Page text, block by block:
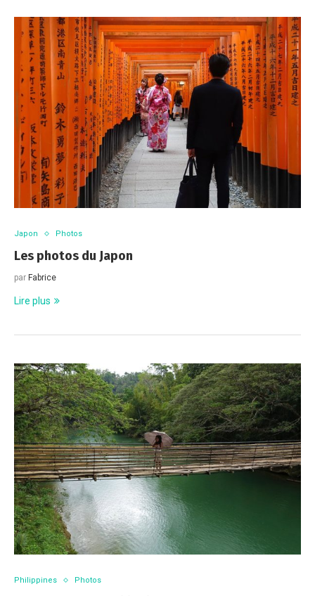
Japon Photos
Les photos du Japon
par Fabrice
Lire plus
Philippines Photos